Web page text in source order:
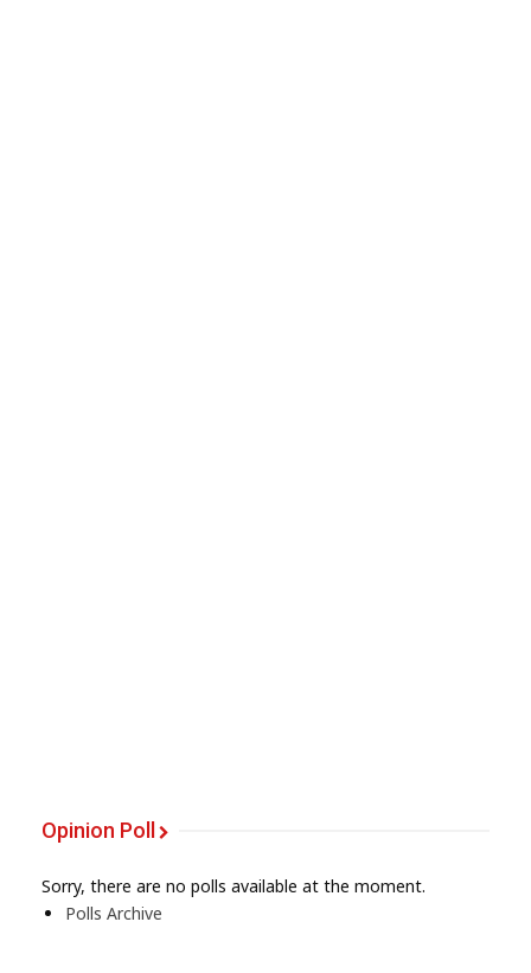
Opinion Poll
Sorry, there are no polls available at the moment.
Polls Archive